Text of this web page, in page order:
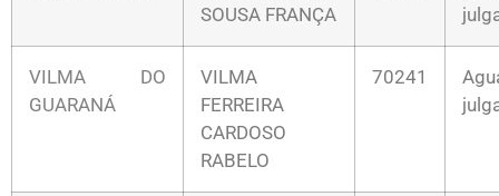
SOUSA FRANÇA
VILMA DO
GUARANÁ
VILMA
FERREIRA
CARDOSO
RABELO
70241